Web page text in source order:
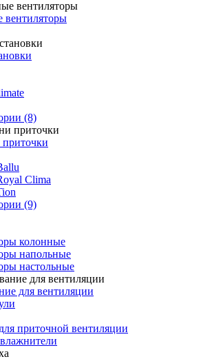
(8)
Clima
(9)
колонные
напольные
настольные
для вентиляции
приточной вентиляции